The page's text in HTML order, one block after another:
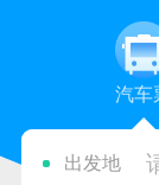
汽车
出发地